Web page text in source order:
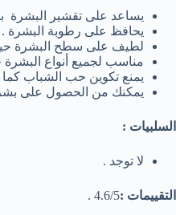
يساعد على تقشير البشرة
يحافظ على رطوبة البشرة .
لطيف على سطح البشرة
مناسب لجميع أنواع
يمنع تكوين حب الشباب كما
يمكنك من الحصول على
السلبيات :
لا توجد .
التقييمات :4.6/5 .